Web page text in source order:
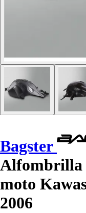
Bagster
Alfombrilla
moto
2006